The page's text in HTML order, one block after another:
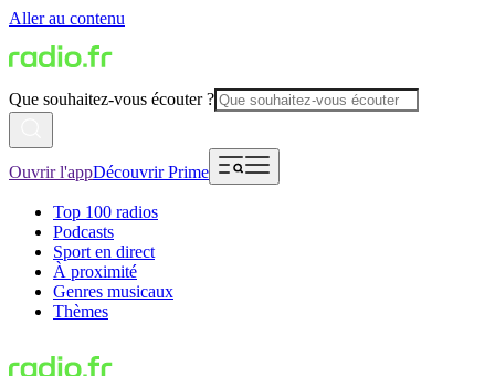
Aller au contenu
Que souhaitez-vous écouter ?
Ouvrir l'appDécouvrir Prime
Top 100 radios
Podcasts
Sport en direct
À proximité
Genres musicaux
Thèmes